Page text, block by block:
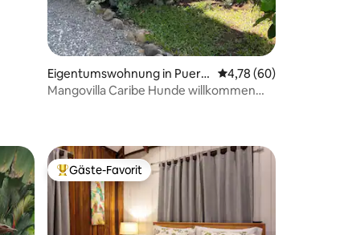
Eigentumswohnung in Puert
o Viejo de Talamanca
Durchschnittliche
4,78 (60)
Mangovilla Caribe Hunde willkommen
Beliebter Gäste-Favorit.
Gäste-Favorit